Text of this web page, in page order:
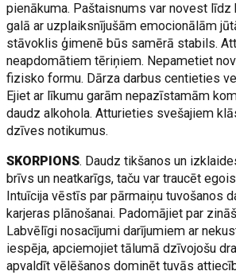
pienākuma. Paštaisnums var novest
galā ar uzplaiksnījušām emocionālām
stāvoklis ģimenē būs samērā stabils.
neapdomātiem tēriņiem. Nepametiet
fizisko formu. Dārza darbus centieties
Ejiet ar līkumu garām nepazīstamām
daudz alkohola. Atturieties svešajiem
dzīves notikumus.
SKORPIONS. Daudz tikšanos un
brīvs un neatkarīgs, taču var traucēt
Intuīcija vēstīs par pārmaiņu tuvošanos
karjeras plānošanai. Padomājiet par
Labvēlīgi nosacījumi darījumiem ar
iespēja, apciemojiet tālumā dzīvojošu
apvaldīt vēlēšanos dominēt tuvās